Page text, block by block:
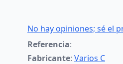
No hay opiniones; sé el
Referencia:
Fabricante: Varios C